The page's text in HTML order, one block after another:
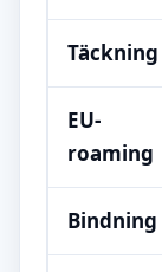
Täckning
EU-
roaming
Bindning